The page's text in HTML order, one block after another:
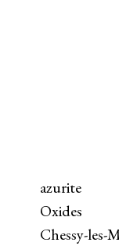
azurite
Oxides
Chessy-les-